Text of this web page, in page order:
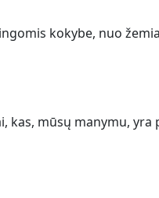
kokybe, nuo
kas, mūsų manymu, yra